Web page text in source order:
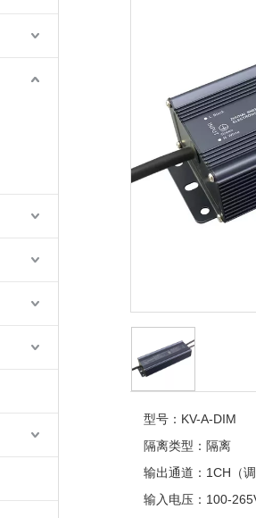
型号： KV-A-DIM
隔离类型： 隔离
输出通道： 1CH（调
输入电压： 100-